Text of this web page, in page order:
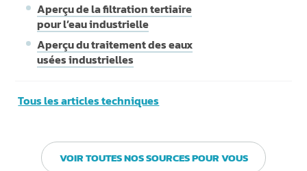
Aperçu de la filtration tertiaire
pour l’eau industrielle
Aperçu du traitement des eaux
usées industrielles
Tous les articles techniques
VOIR TOUTES NOS SOURCES POUR VOUS